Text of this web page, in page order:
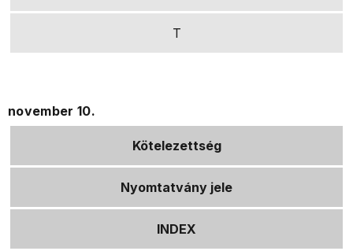
T
november 10.
Kötelezettség
Nyomtatvány jele
INDEX